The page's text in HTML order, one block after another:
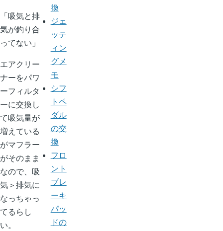
吸気と排
気が釣り合
ってない
エアクリー
ナーをパワ
ーフィルタ
ーに交換し
て吸気量が
増えている
がマフラー
がそのまま
なので、吸
気＞排気に
なっちゃっ
てるらし
い。
換
ジェ
ッテ
ィン
グメ
モ
シフ
トペ
ダル
の交
換
フロ
ント
ブレ
ーキ
パッ
ドの